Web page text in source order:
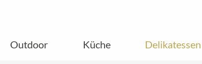
Outdoor Küche Delikatessen